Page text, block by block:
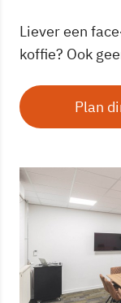
Liever een
koffie? Ook
Plan